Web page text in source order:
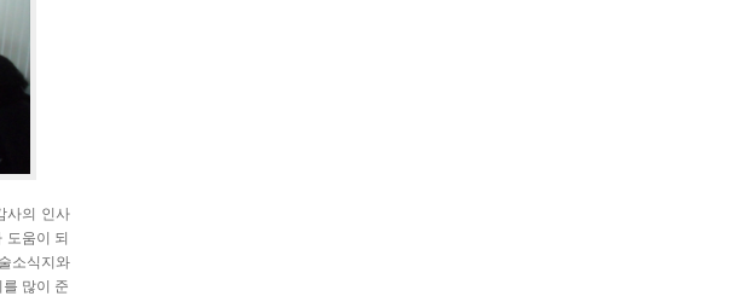
사의 인사
도움이 되
소식지와
많이 준